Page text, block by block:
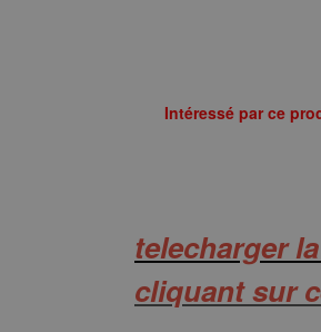
Intéressé par ce
telecharger
cliquant sur